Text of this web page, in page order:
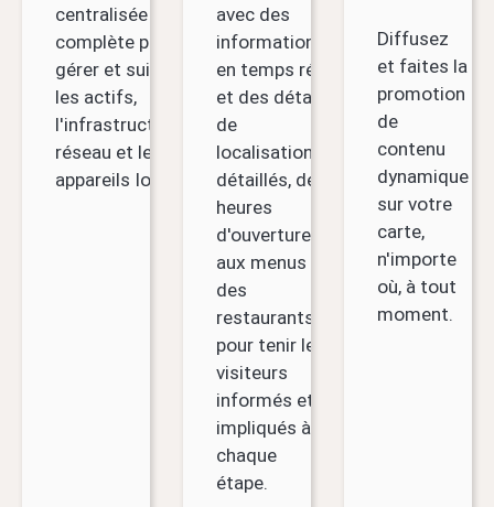
centralisée
complète pour
gérer et suivre
les actifs,
l'infrastructure
réseau et les
appareils IoT.
avec des
informations
en temps réel
et des détails
de
localisation
détaillés, des
heures
d'ouverture
aux menus
des
restaurants,
pour tenir les
visiteurs
informés et
impliqués à
chaque
étape.
Diffusez
et faites la
promotion
de
contenu
dynamique
sur votre
carte,
n'importe
où, à tout
moment.